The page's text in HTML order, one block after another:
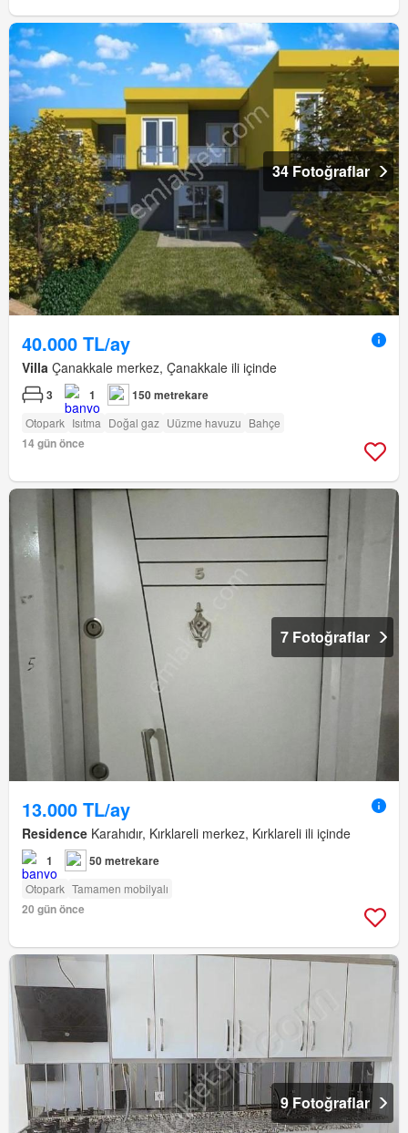
34 Fotoğraflar
40.000 TL/ay
Villa Çanakkale merkez, Çanakkale ili içinde
3 1 150 metrekare
Otopark Isıtma Doğal gaz Uüzme havuzu Bahçe
14 gün önce
7 Fotoğraflar
13.000 TL/ay
Residence Karahıdır, Kırklareli merkez, Kırklareli ili içinde
1 50 metrekare
Otopark Tamamen mobilyalı
20 gün önce
9 Fotoğraflar